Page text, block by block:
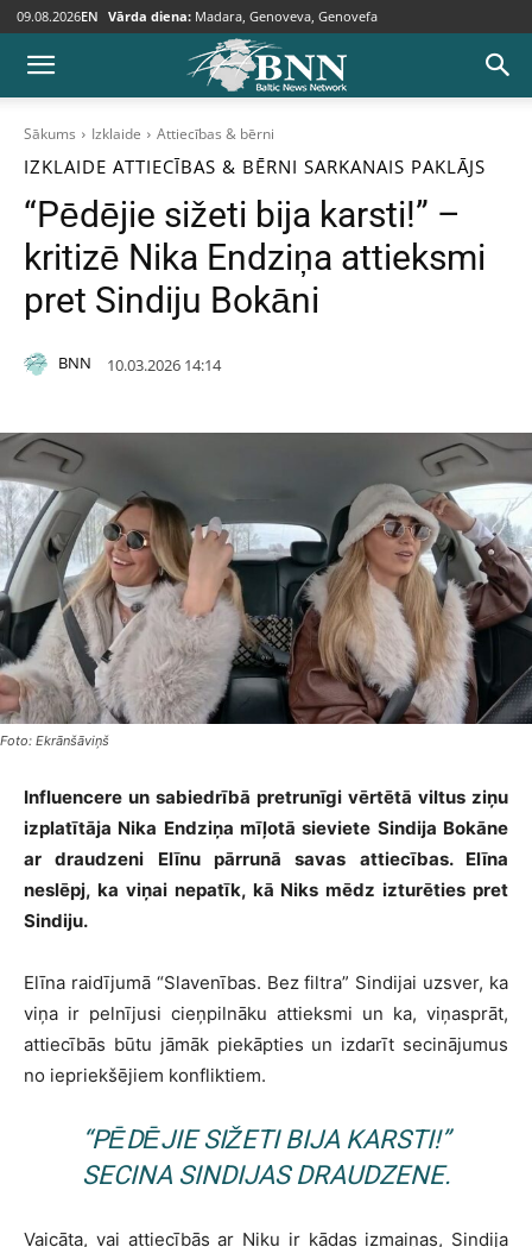
09.08.2026EN Vārda diena: Madara, Genoveva, Genovefa
Sākums Izklaide Attiecības & bērni
IZKLAIDE ATTIECĪBAS & BĒRNI SARKANAIS PAKLĀJS
“Pēdējie sižeti bija karsti!” –
kritizē Nika Endziņa attieksmi
pret Sindiju Bokāni
BNN 10.03.2026 14:14
Foto: Ekrānšāviņš
Influencere un sabiedrībā pretrunīgi vērtētā viltus ziņu
izplatītāja Nika Endziņa mīļotā sieviete Sindija Bokāne
ar draudzeni Elīnu pārrunā savas attiecības. Elīna
neslēpj, ka viņai nepatīk, kā Niks mēdz izturēties pret
Sindiju.
Elīna raidījumā “Slavenības. Bez filtra” Sindijai uzsver, ka
viņa ir pelnījusi cieņpilnāku attieksmi un ka, viņasprāt,
attiecībās būtu jāmāk piekāpties un izdarīt secinājumus
no iepriekšējiem konfliktiem.
“PĒDĒJIE SIŽETI BIJA KARSTI!”
SECINA SINDIJAS DRAUDZENE.
Vaicāta, vai attiecībās ar Niku ir kādas izmaiņas, Sindija